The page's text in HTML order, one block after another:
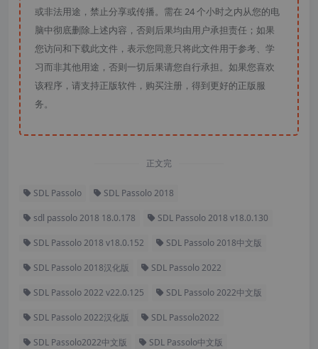
或非法用途，禁止分享或传播。需在 24 个小时之内从您的电
脑中彻底删除上述内容，否则后果均由用户承担责任；如果
您访问和下载此文件，表示您同意只将此文件用于参考、学
习而非其他用途，否则一切后果请您自行承担。如果您喜欢
该程序，请支持正版软件，购买注册，得到更好的正版服
务。
正文完
SDL Passolo SDL Passolo 2018
sdl passolo 2018 18.0.178 SDL Passolo 2018 v18.0.130
SDL Passolo 2018 v18.0.152 SDL Passolo 2018中文版
SDL Passolo 2018汉化版 SDL Passolo 2022
SDL Passolo 2022 v22.0.125 SDL Passolo 2022中文版
SDL Passolo 2022汉化版 SDL Passolo2022
SDL Passolo2022中文版 SDL Passolo中文版